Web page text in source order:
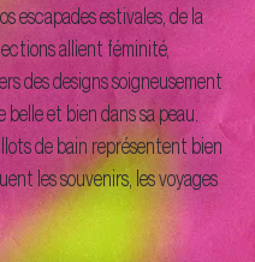
escapades estivales, de la
allient féminité,
des designs soigneusement
et bien dans sa peau.
de bain représentent bien
les souvenirs, les voyages